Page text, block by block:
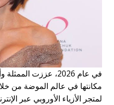
في عام 2026، عززت
مكانتها في عالم الموضة من
لمتجر الأزياء الأوروبي عبر